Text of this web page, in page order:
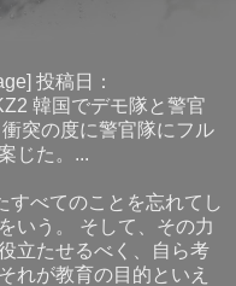
投稿日：
韓国でデモ隊と警官
突の度に警官隊にフル
じた。...
すべてのことを忘れてし
いう。 そして、その力
立たせるべく、自ら考
れが教育の目的といえ